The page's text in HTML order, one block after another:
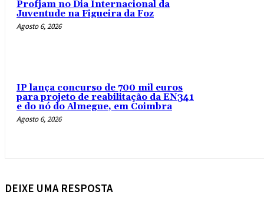
Profjam no Dia Internacional da
Juventude na Figueira da Foz
Agosto 6, 2026
IP lança concurso de 700 mil euros
para projeto de reabilitação da EN341
e do nó do Almegue, em Coimbra
Agosto 6, 2026
DEIXE UMA RESPOSTA